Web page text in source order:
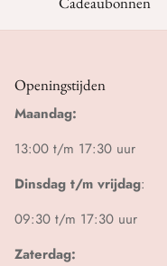
Openingstijden
Maandag:
13:00 t/m 17:30 uur
Dinsdag t/m vrijdag:
09:30 t/m 17:30 uur
Zaterdag: